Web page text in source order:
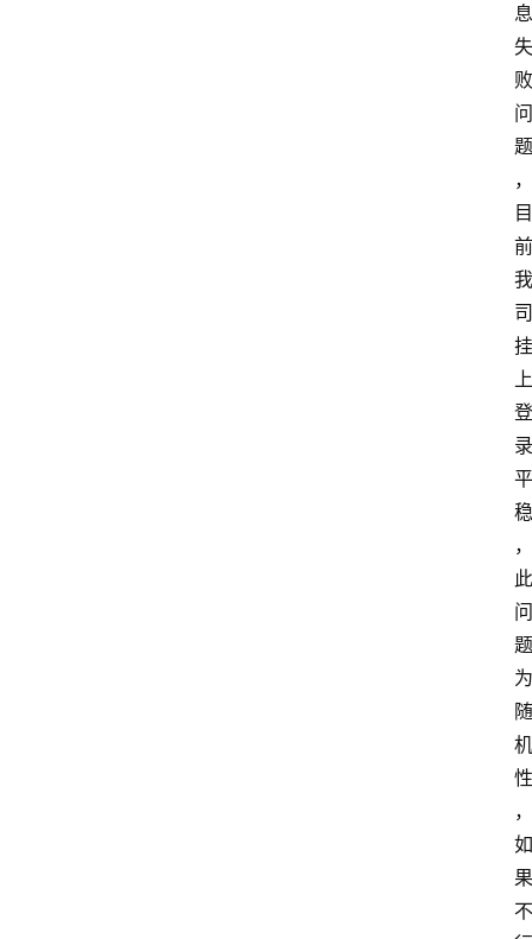
息
失
败
问
题
，
目
前
我
司
挂
上
登
录
平
稳
，
此
问
题
为
随
机
性
，
如
果
不